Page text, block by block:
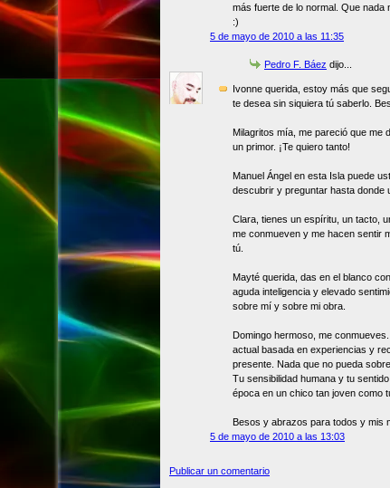
más fuerte de lo normal. Que nada
:)
5 de mayo de 2010 a las 11:35
Pedro F. Báez dijo...
Ivonne querida, estoy más que
te desea sin siquiera tú saberlo.
Milagritos mía, me pareció que me
un primor. ¡Te quiero tanto!
Manuel Ángel en esta Isla puede
descubrir y preguntar hasta donde
Clara, tienes un espíritu, un tacto,
me conmueven y me hacen sentir
tú.
Mayté querida, das en el blanco
aguda inteligencia y elevado
sobre mí y sobre mi obra.
Domingo hermoso, me
actual basada en experiencias y
presente. Nada que no pueda
Tu sensibilidad humana y tu
época en un chico tan joven como
Besos y abrazos para todos y mis
5 de mayo de 2010 a las 13:03
Publicar un comentario